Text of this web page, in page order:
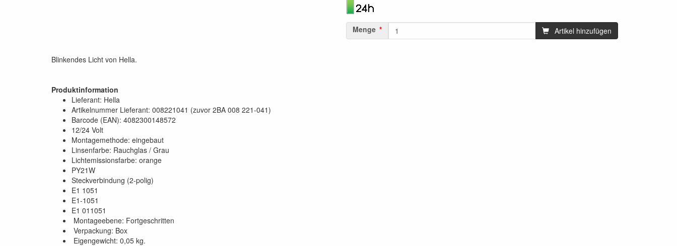
Menge Artikel hinzufügen
Blinkendes Licht von Hella.
Produktinformation
Lieferant: Hella
Artikelnummer Lieferant: 008221041 (zuvor 2BA 008 221-041)
Barcode (EAN): 4082300148572
12/24 Volt
Montagemethode: eingebaut
Linsenfarbe: Rauchglas / Grau
Lichtemissionsfarbe: orange
PY21W
Steckverbindung (2-polig)
E1 1051
E1-1051
E1 011051
Montageebene: Fortgeschritten
Verpackung: Box
Eigengewicht: 0,05 kg.